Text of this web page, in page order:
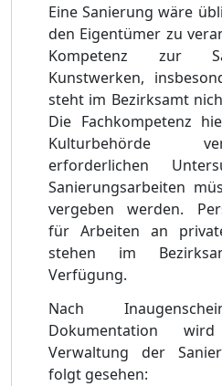
Eine Sanierung wäre
den Eigentümer zu
Kompetenz zur
Kunstwerken,
steht im Bezirksamt
Die Fachkompetenz
Kulturbehörde
erforderlichen
Sanierungsarbeiten
vergeben werden.
für Arbeiten an
stehen im
Verfügung.
NachIna
Dokumentation
Verwaltung der
folgt gesehen: